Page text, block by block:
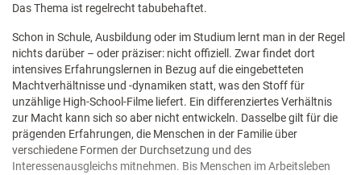
Das Thema ist regelrecht tabubehaftet.
Schon in Schule, Ausbildung oder im Studium lernt man in der Regel
nichts darüber – oder präziser: nicht offiziell. Zwar findet dort
intensives Erfahrungslernen in Bezug auf die eingebetteten
Machtverhältnisse und -dynamiken statt, was den Stoff für
unzählige High-School-Filme liefert. Ein differenziertes Verhältnis
zur Macht kann sich so aber nicht entwickeln. Dasselbe gilt für die
prägenden Erfahrungen, die Menschen in der Familie über
verschiedene Formen der Durchsetzung und des
Interessenausgleichs mitnehmen. Bis Menschen im Arbeitsleben